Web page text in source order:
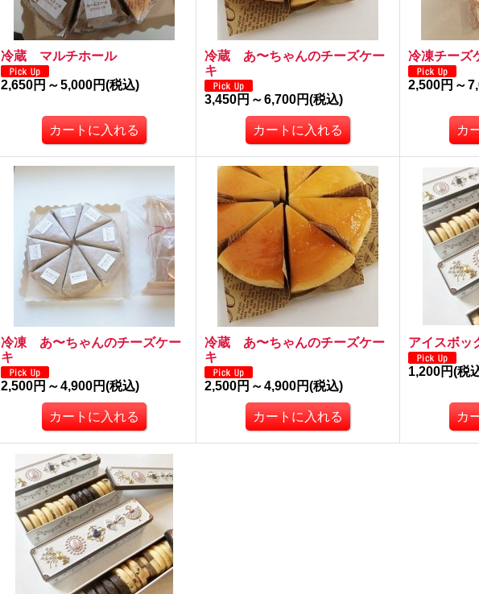
冷蔵 マルチホール
2,650円 ～5,000円(税込)
冷蔵 あ〜ちゃんのチーズケー
キ
3,450円 ～6,700円(税込)
冷凍チー
2,500円 ～
冷凍 あ〜ちゃんのチーズケー
キ
2,500円 ～4,900円(税込)
冷蔵 あ〜ちゃんのチーズケー
キ
2,500円 ～4,900円(税込)
アイスボ
1,200円(税